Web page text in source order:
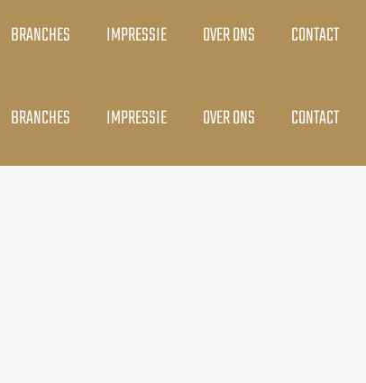
BRANCHES IMPRESSIE OVER ONS CONTACT
BRANCHES IMPRESSIE OVER ONS CONTACT